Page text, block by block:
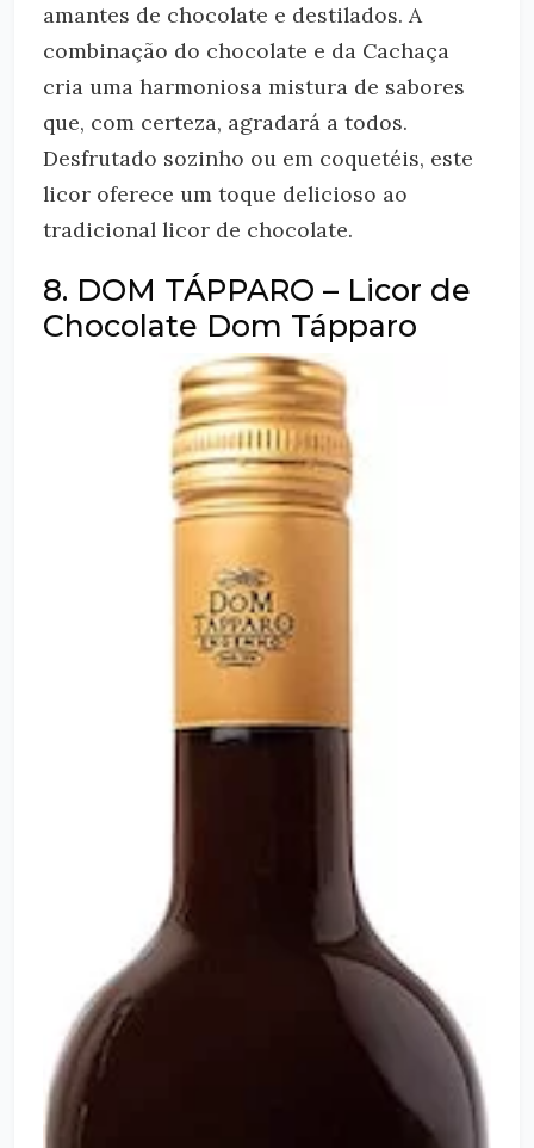
amantes de chocolate e destilados. A
combinação do chocolate e da Cachaça
cria uma harmoniosa mistura de sabores
que, com certeza, agradará a todos.
Desfrutado sozinho ou em coquetéis, este
licor oferece um toque delicioso ao
tradicional licor de chocolate.
8. DOM TÁPPARO – Licor de
Chocolate Dom Tápparo